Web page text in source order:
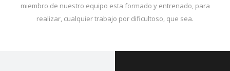
miembro de nuestro equipo esta formado y entrenado, para
realizar, cualquier trabajo por dificultoso, que sea.